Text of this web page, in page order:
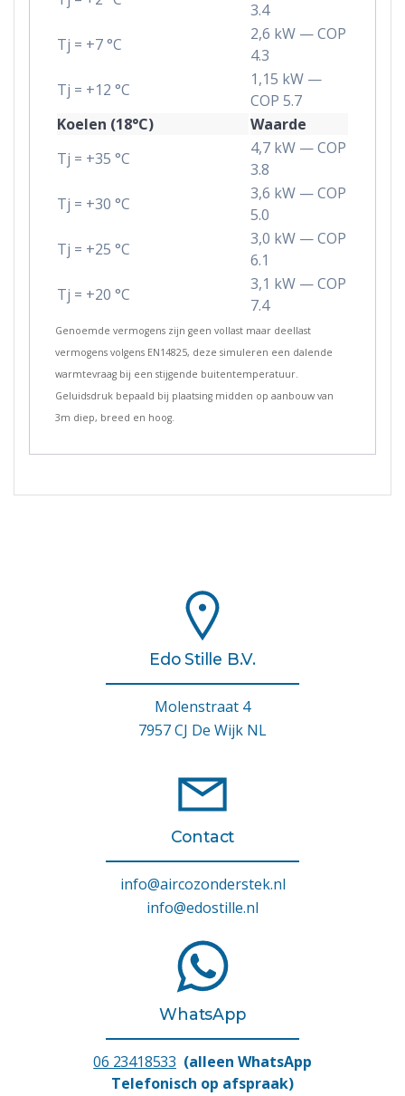
3.4
Tj = +7 °C
2,6 kW — COP
4.3
Tj = +12 °C
1,15 kW —
COP 5.7
Koelen (18°C)
Waarde
Tj = +35 °C
4,7 kW — COP
3.8
Tj = +30 °C
3,6 kW — COP
5.0
Tj = +25 °C
3,0 kW — COP
6.1
Tj = +20 °C
3,1 kW — COP
7.4
Genoemde vermogens zijn geen vollast maar deellast
vermogens volgens EN14825, deze simuleren een dalende
warmtevraag bij een stijgende buitentemperatuur.
Geluidsdruk bepaald bij plaatsing midden op aanbouw van
3m diep, breed en hoog.
Edo Stille B.V.
Molenstraat 4
7957 CJ De Wijk NL
Contact
info@aircozonderstek.nl
info@edostille.nl
WhatsApp
06 23418533 (alleen WhatsApp
Telefonisch op afspraak)